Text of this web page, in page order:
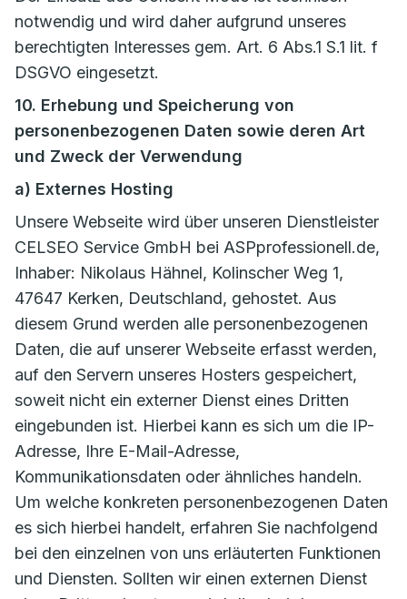
notwendig und wird daher aufgrund unseres
berechtigten Interesses gem. Art. 6 Abs.1 S.1 lit. f
DSGVO eingesetzt.
10. Erhebung und Speicherung von
personenbezogenen Daten sowie deren Art
und Zweck der Verwendung
a) Externes Hosting
Unsere Webseite wird über unseren Dienstleister
CELSEO Service GmbH bei ASPprofessionell.de,
Inhaber: Nikolaus Hähnel, Kolinscher Weg 1,
47647 Kerken, Deutschland, gehostet. Aus
diesem Grund werden alle personenbezogenen
Daten, die auf unserer Webseite erfasst werden,
auf den Servern unseres Hosters gespeichert,
soweit nicht ein externer Dienst eines Dritten
eingebunden ist. Hierbei kann es sich um die IP-
Adresse, Ihre E-Mail-Adresse,
Kommunikationsdaten oder ähnliches handeln.
Um welche konkreten personenbezogenen Daten
es sich hierbei handelt, erfahren Sie nachfolgend
bei den einzelnen von uns erläuterten Funktionen
und Diensten. Sollten wir einen externen Dienst